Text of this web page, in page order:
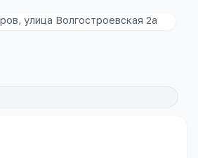
улица Волгостроевская 2а